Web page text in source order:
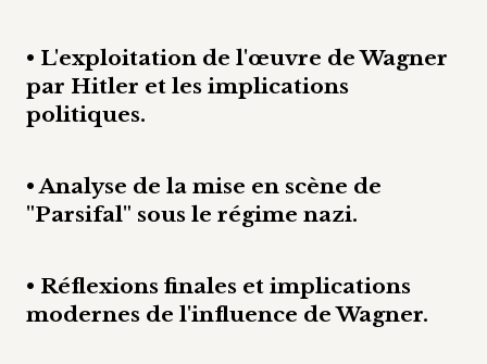
• L'exploitation de l'œuvre de Wagner
par Hitler et les implications
politiques.
• Analyse de la mise en scène de
"Parsifal" sous le régime nazi.
• Réflexions finales et implications
modernes de l'influence de Wagner.